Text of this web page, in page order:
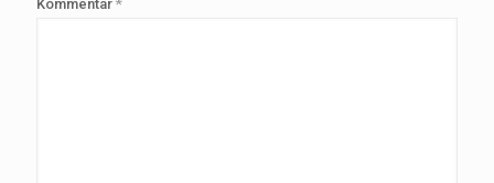
Kommentar *